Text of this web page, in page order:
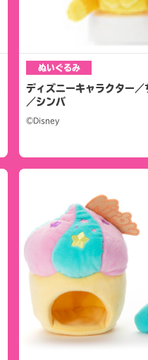
ぬいぐるみ
ディズニーキャラクター／
／シンバ
©Disney